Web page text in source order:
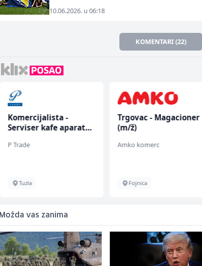
10.06.2026. u 06:18
KOMENTARI (22)
Komercijalista -
Serviser kafe aparata
P Trade
Tuzla
Trgovac - Magacioner
(m/ž)
Amko komerc
Fojnica
Možda vas zanima